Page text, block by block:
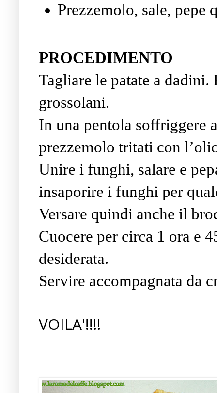
Prezzemolo, sale, pepe
PROCEDIMENTO
Tagliare le patate a
grossolani.
In una pentola soffriggere
prezzemolo tritati con
Unire i funghi, salare e
insaporire i funghi per
Versare quindi anche il
Cuocere per circa 1 ora e
desiderata.
Servire accompagnata da
VOILA'!!!!